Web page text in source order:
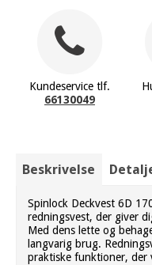
Kundeservice tlf.
66130049
Beskrivelse
Spinlock Deckvest 6D
redningsvest, der giver
Med dens lette og
langvarig brug.
praktiske funktioner, der